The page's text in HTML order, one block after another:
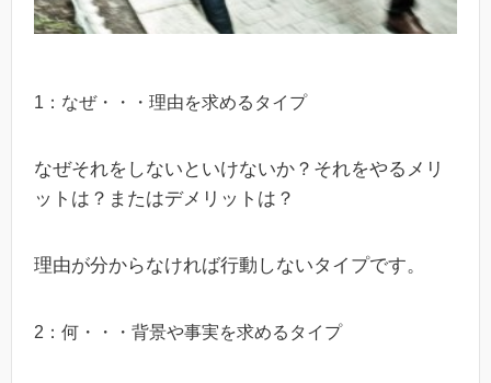
1：なぜ・・・理由を求めるタイプ
なぜそれをしないといけないか？それをやるメリ
ットは？またはデメリットは？
理由が分からなければ行動しないタイプです。
2：何・・・背景や事実を求めるタイプ